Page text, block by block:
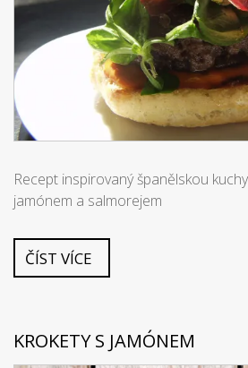
Recept inspirovaný španělskou
jamónem a salmorejem
ČÍST VÍCE
KROKETY S JAMÓNEM